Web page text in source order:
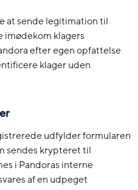
at sende legitimation til
imødekom klagers
efter egen opfattelse
klager uden
udfylder formularen
sendes krypteret til
i Pandoras interne
af en udpeget